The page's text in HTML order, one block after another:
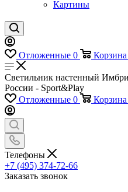
Картины
Отложенные 0 Корзина
Светильник настенный
России - Sport&Play
Отложенные 0 Корзина
Телефоны
+7 (495) 374-72-66
Заказать звонок